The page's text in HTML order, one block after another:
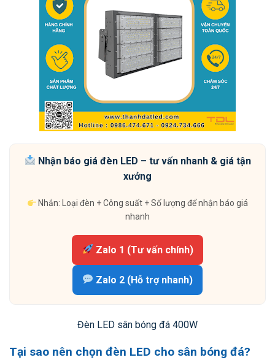
Nhận báo giá đèn LED – tư vấn nhanh & giá tận
xưởng
Nhắn: Loại đèn + Công suất + Số lượng để nhận báo giá
nhanh
Zalo 1 (Tư vấn chính)
Zalo 2 (Hỗ trợ nhanh)
Đèn LED sân bóng đá 400W
Tại sao nên chọn đèn LED cho sân bóng đá?